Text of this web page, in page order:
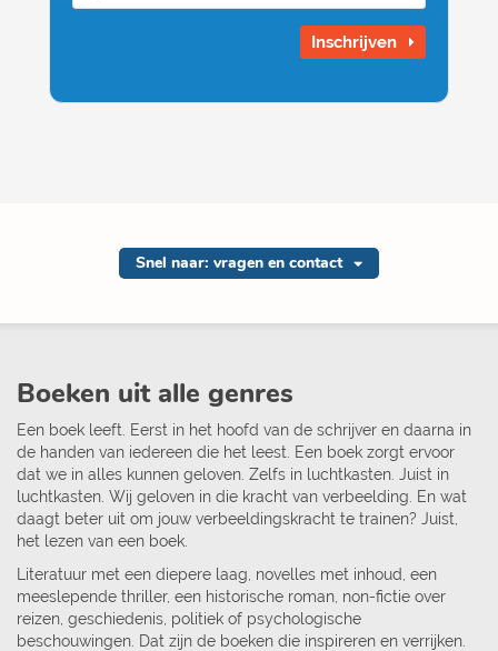
Inschrijven
Snel naar: vragen en contact
Boeken uit alle genres
Een boek leeft. Eerst in het hoofd van de schrijver en daarna in
de handen van iedereen die het leest. Een boek zorgt ervoor
dat we in alles kunnen geloven. Zelfs in luchtkasten. Juist in
luchtkasten. Wij geloven in die kracht van verbeelding. En wat
daagt beter uit om jouw verbeeldingskracht te trainen? Juist,
het lezen van een boek.
Literatuur met een diepere laag, novelles met inhoud, een
meeslepende thriller, een historische roman, non-fictie over
reizen, geschiedenis, politiek of psychologische
beschouwingen. Dat zijn de boeken die inspireren en verrijken.